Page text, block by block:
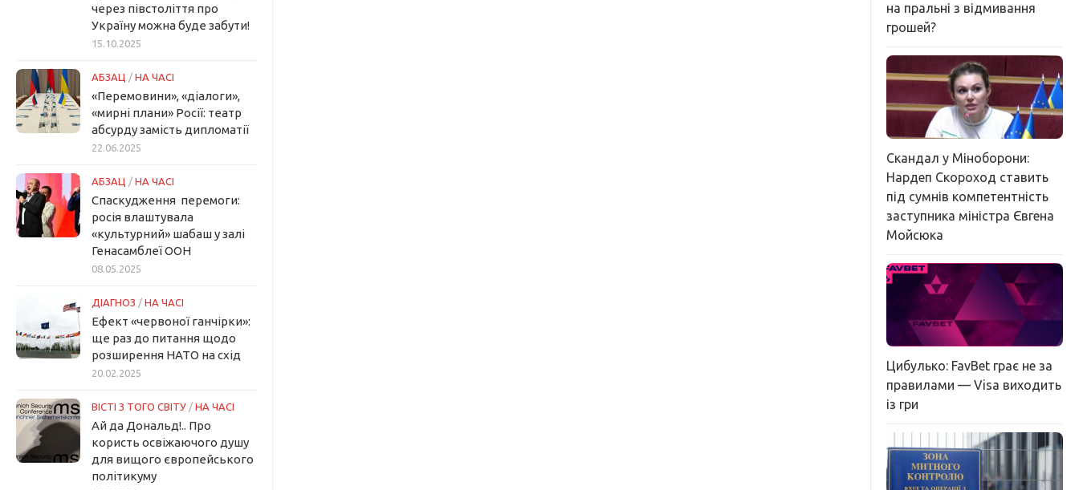
через півстоліття про
Україну можна буде забути!
15.10.2025
АБЗАЦ / НА ЧАСІ
«Перемовини», «діалоги»,
«мирні плани» Росії: театр
абсурду замість дипломатії
22.06.2025
АБЗАЦ / НА ЧАСІ
Спаскудження перемоги:
росія влаштувала
«культурний» шабаш у залі
Генасамблеї ООН
08.05.2025
ДІАГНОЗ / НА ЧАСІ
Ефект «червоної ганчірки»:
ще раз до питання щодо
розширення НАТО на схід
20.02.2025
ВІСТІ З ТОГО СВІТУ / НА ЧАСІ
Ай да Дональд!.. Про
користь освіжаючого душу
для вищого європейського
політикуму
на пральні з відмивання
грошей?
Скандал у Міноборони:
Нардеп Скороход ставить
під сумнів компетентність
заступника міністра Євгена
Мойсюка
Цибулько: FavBet грає не за
правилами — Visa виходить
із гри